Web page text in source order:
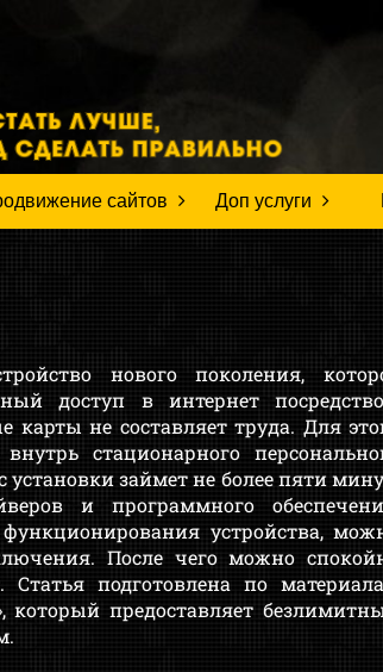
сайтов Доп услуги
нового поколения,
доступ в интернет
карты не составляет труда. Для
стационарного
займет не более пяти
и программного
устройства,
После чего можно
Статья подготовлена по
который предоставляет